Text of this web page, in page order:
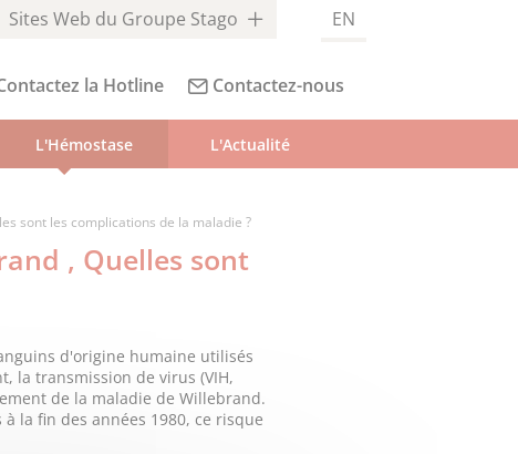
Sites Web du Groupe Stago EN
la Hotline Contactez-nous
L'Hémostase L'Actualité
sont les complications de la maladie ?
, Quelles sont
d'origine humaine utilisés
la transmission de virus (VIH,
de la maladie de Willebrand.
la fin des années 1980, ce risque